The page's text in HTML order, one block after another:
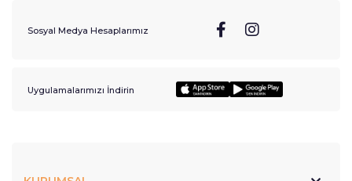
Sosyal Medya Hesaplarımız
Uygulamalarımızı İndirin